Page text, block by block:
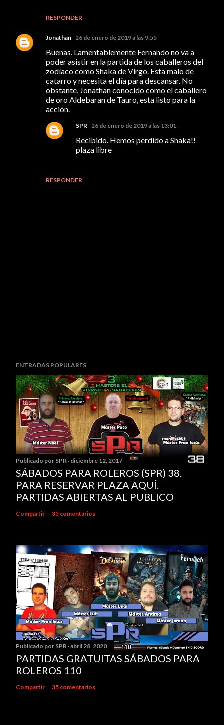
RESPONDER
Jonathan 26 de enero de 2019 a las 9:55
Buenas. Lamentablemente Fernando no va a
poder asistir en la partida de los caballeros del
zodíaco como Shaka de Virgo. Esta malo de
catarro y necesita el día para descansar. No
obstante, Jonathan conocido como el caballero
de oro Aldebaran de Tauro, esta listo para la
acción.
RESPONDER
SPR 26 de enero de 2019 a las 13:01
Recibido. Hemos perdido a Shaka!!
plaza libre
u
b
l
i
c
a
r
u
n
c
o
m
e
a
r
i
o
ENTRADAS POPULARES
Publicado por SPR diciembre 12, 2017
SÁBADOS PARA ROLEROS (SPR) 38.
PARA RESERVAR PLAZA AQUÍ.
PARTIDAS ABIERTAS AL PUBLICO
Compartir 35 comentarios
Publicado por SPR abril 28, 2020
PARTIDAS GRATUITAS SÁBADOS PARA
ROLEROS 110
Compartir 35 comentarios